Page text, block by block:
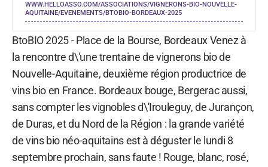
WWW.HELLOASSO.COM/ASSOCIATIONS/VIGNERONS-BIO-NOUVELLE-
AQUITAINE/EVENEMENTS/BTOBIO-BORDEAUX-2025
BtoBIO 2025 - Place de la Bourse, Bordeaux Venez à
la rencontre d\'une trentaine de vignerons bio de
Nouvelle-Aquitaine, deuxième région productrice de
vins bio en France. Bordeaux bouge, Bergerac aussi,
sans compter les vignobles d\'Irouleguy, de Jurançon,
de Duras, et du Nord de la Région : la grande variété
de vins bio néo-aquitains est à déguster le lundi 8
septembre prochain, sans faute ! Rouge, blanc, rosé,